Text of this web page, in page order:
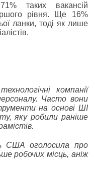
таких вакансій
рівня. Ще 16%
ланки, тоді як лише
компанії
Часто вони
на основі ШІ
яку робили раніше
США оголосила про
робочих місць, аніж